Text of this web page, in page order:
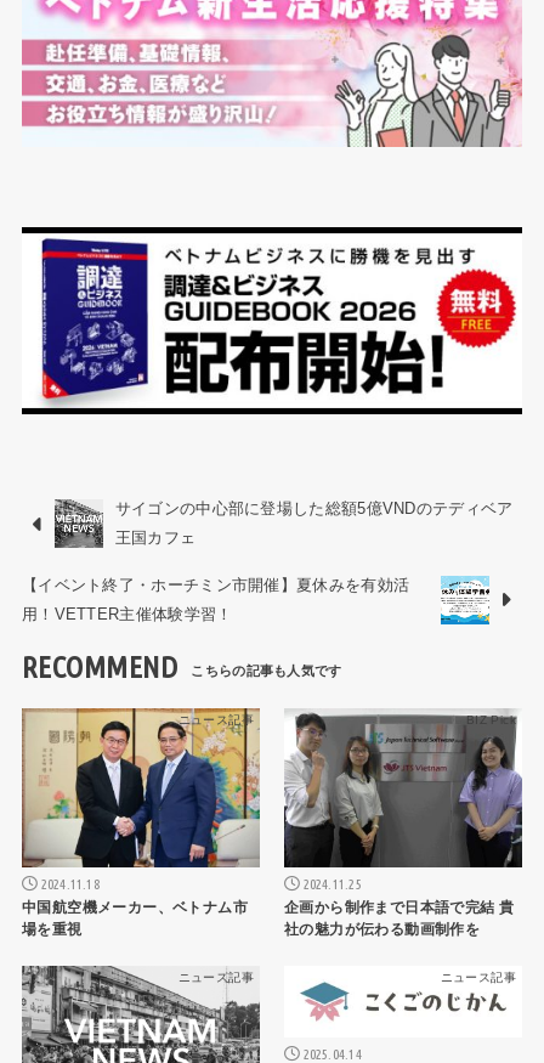
サイゴンの中心部に登場した総額5億VNDのテディベア
王国カフェ
【イベント終了・ホーチミン市開催】夏休みを有効活
用！VETTER主催体験学習！
RECOMMEND
ニュース記事
2024.11.18
中国航空機メーカー、ベトナム市
場を重視
BIZ Pick
2024.11.25
企画から制作まで日本語で完結 貴
社の魅力が伝わる動画制作を
ニュース記事 ニュース記事
2025.04.14